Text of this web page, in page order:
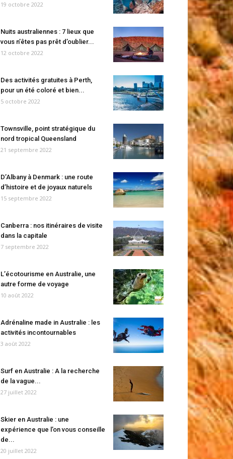
19 octobre 2022
Nuits australiennes : 7 lieux que
vous n’êtes pas prêt d’oublier...
12 octobre 2022
Des activités gratuites à Perth,
pour un été coloré et bien...
5 octobre 2022
Townsville, point stratégique du
nord tropical Queensland
21 septembre 2022
D’Albany à Denmark : une route
d’histoire et de joyaux naturels
15 septembre 2022
Canberra : nos itinéraires de visite
dans la capitale
7 septembre 2022
L’écotourisme en Australie, une
autre forme de voyage
10 août 2022
Adrénaline made in Australie : les
activités incontournables
3 août 2022
Surf en Australie : A la recherche
de la vague...
27 juillet 2022
Skier en Australie : une
expérience que l’on vous conseille
de...
20 juillet 2022